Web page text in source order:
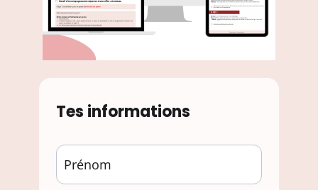
Tes informations